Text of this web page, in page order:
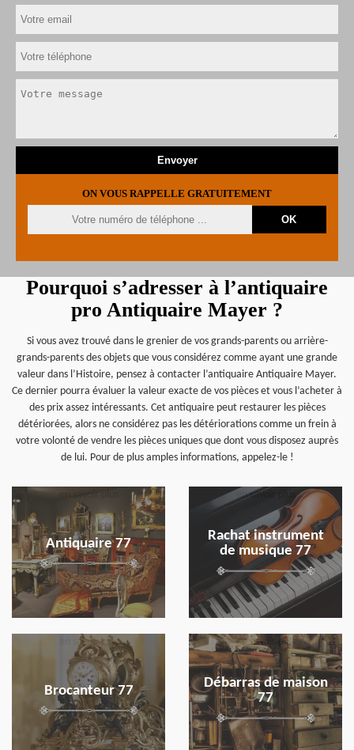
ON VOUS RAPPELLE GRATUITEMENT
Pourquoi s’adresser à l’antiquaire
pro Antiquaire Mayer ?
Si vous avez trouvé dans le grenier de vos grands-parents ou arrière-
grands-parents des objets que vous considérez comme ayant une grande
valeur dans l’Histoire, pensez à contacter l’antiquaire Antiquaire Mayer.
Ce dernier pourra évaluer la valeur exacte de vos pièces et vous l’acheter à
des prix assez intéressants. Cet antiquaire peut restaurer les pièces
détériorées, alors ne considérez pas les détériorations comme un frein à
votre volonté de vendre les pièces uniques que dont vous disposez auprès
de lui. Pour de plus amples informations, appelez-le !
Antiquaire 77
en savoir plus
Rachat instrument
de musique 77
en savoir plus
Brocanteur 77
en savoir plus
Débarras de maison
77
en savoir plus